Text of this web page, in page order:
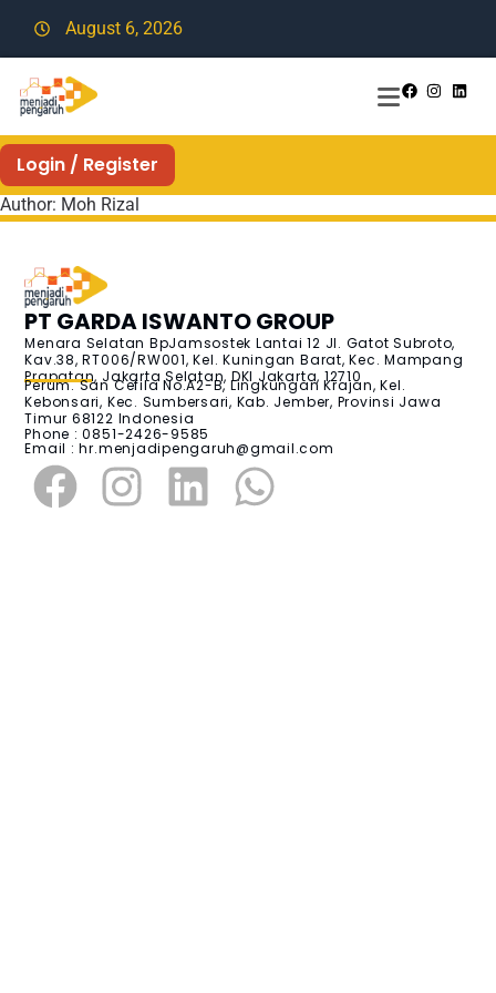
August 6, 2026
Login / Register
Author: Moh Rizal
PT GARDA ISWANTO GROUP
Menara Selatan BpJamsostek Lantai 12 Jl. Gatot Subroto,
Kav.38, RT006/RW001, Kel. Kuningan Barat, Kec. Mampang
Prapatan, Jakarta Selatan, DKI Jakarta, 12710
Perum. San Cefila No.A2-B, Lingkungan Krajan, Kel.
Kebonsari, Kec. Sumbersari, Kab. Jember, Provinsi Jawa
Timur 68122 Indonesia
Phone : 0851-2426-9585
Email :hr.menjadipengaruh@gmail.com